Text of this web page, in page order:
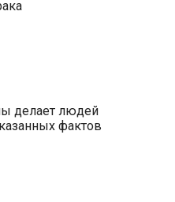
делает людей
фактов